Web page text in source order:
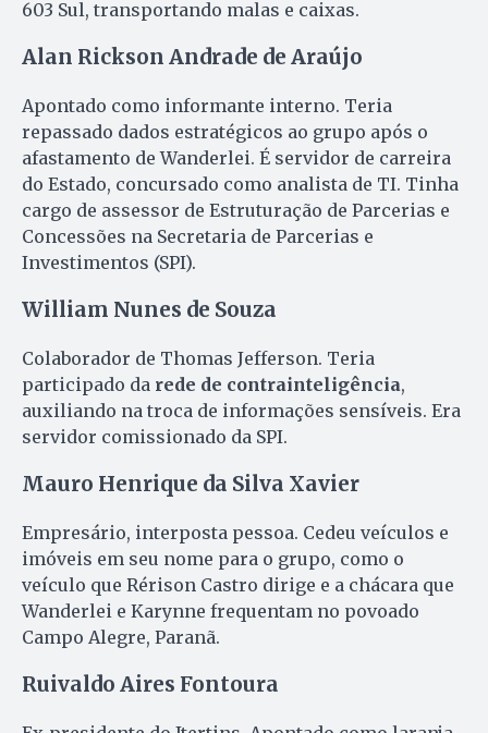
603 Sul, transportando malas e caixas.
Alan Rickson Andrade de Araújo
Apontado como informante interno. Teria
repassado dados estratégicos ao grupo após o
afastamento de Wanderlei. É servidor de carreira
do Estado, concursado como analista de TI. Tinha
cargo de assessor de Estruturação de Parcerias e
Concessões na Secretaria de Parcerias e
Investimentos (SPI).
William Nunes de Souza
Colaborador de Thomas Jefferson. Teria
participado da rede de contrainteligência,
auxiliando na troca de informações sensíveis. Era
servidor comissionado da SPI.
Mauro Henrique da Silva Xavier
Empresário, interposta pessoa. Cedeu veículos e
imóveis em seu nome para o grupo, como o
veículo que Rérison Castro dirige e a chácara que
Wanderlei e Karynne frequentam no povoado
Campo Alegre, Paranã.
Ruivaldo Aires Fontoura